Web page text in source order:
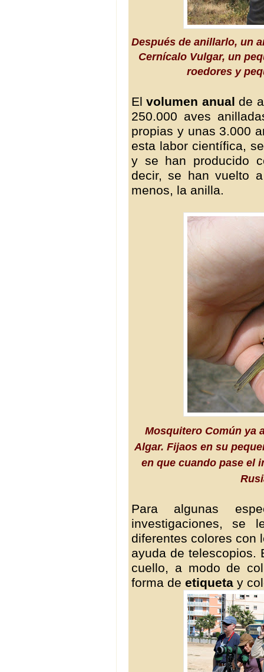
Después de anillarlo, un
Cernícalo Vulgar, un
roedores y
Elvolumen anualde
250.000 aves
propias y unas 3.000
esta labor científica,
y se han producido
decir, se han vuelto
menos, la anilla.
Mosquitero Común ya
Algar. Fijaos en su
en que cuando pase el
Para algunas
investigaciones, se
diferentes colores con
ayuda de telescopios.
cuello, a modo de
forma de etiqueta y